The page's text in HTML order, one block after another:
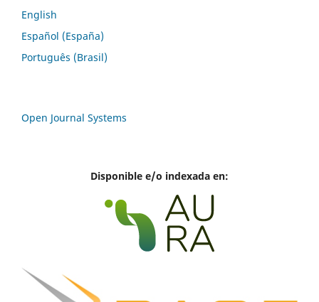
English
Español (España)
Português (Brasil)
Open Journal Systems
Disponible e/o indexada en: